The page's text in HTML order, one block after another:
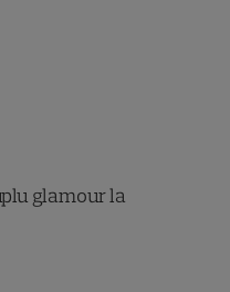
glamour la